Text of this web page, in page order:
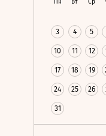
Пн Вт Ср
3 4 5
10 11 12
17 18 19
24 25 26
31